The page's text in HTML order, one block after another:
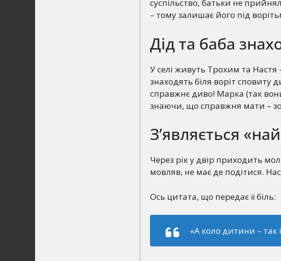
суспільство, батьки не
– тому залишає його під
Дід та баба
У селі живуть Трохим та Настя
знаходять біля воріт сповиту
справжнє диво! Марка (так
знаючи, що справжня мати –
З’являється
Через рік у двір приходить
мовляв, не має де подітися.
Ось цитата, що передає її біль:
«А коло дитини – так